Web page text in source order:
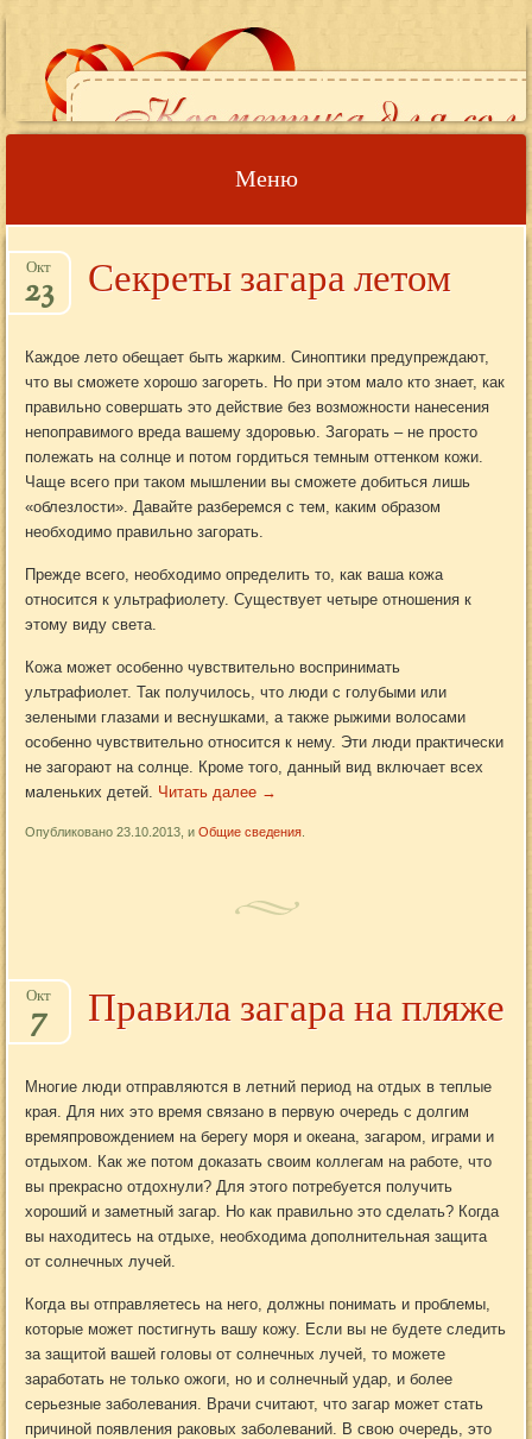
Меню
Секреты загара летом
Окт
23
Каждое лето обещает быть жарким. Синоптики предупреждают,
что вы сможете хорошо загореть. Но при этом мало кто знает, как
правильно совершать это действие без возможности нанесения
непоправимого вреда вашему здоровью. Загорать – не просто
полежать на солнце и потом гордиться темным оттенком кожи.
Чаще всего при таком мышлении вы сможете добиться лишь
«облезлости». Давайте разберемся с тем, каким образом
необходимо правильно загорать.
Прежде всего, необходимо определить то, как ваша кожа
относится к ультрафиолету. Существует четыре отношения к
этому виду света.
Кожа может особенно чувствительно воспринимать
ультрафиолет. Так получилось, что люди с голубыми или
зелеными глазами и веснушками, а также рыжими волосами
особенно чувствительно относится к нему. Эти люди практически
не загорают на солнце. Кроме того, данный вид включает всех
маленьких детей. Читать далее →
Опубликовано 23.10.2013, иОбщие сведения
Правила загара на пляже
Окт
7
Многие люди отправляются в летний период на отдых в теплые
края. Для них это время связано в первую очередь с долгим
времяпровождением на берегу моря и океана, загаром, играми и
отдыхом. Как же потом доказать своим коллегам на работе, что
вы прекрасно отдохнули? Для этого потребуется получить
хороший и заметный загар. Но как правильно это сделать? Когда
вы находитесь на отдыхе, необходима дополнительная защита
от солнечных лучей.
Когда вы отправляетесь на него, должны понимать и проблемы,
которые может постигнуть вашу кожу. Если вы не будете следить
за защитой вашей головы от солнечных лучей, то можете
заработать не только ожоги, но и солнечный удар, и более
серьезные заболевания. Врачи считают, что загар может стать
причиной появления раковых заболеваний. В свою очередь, это